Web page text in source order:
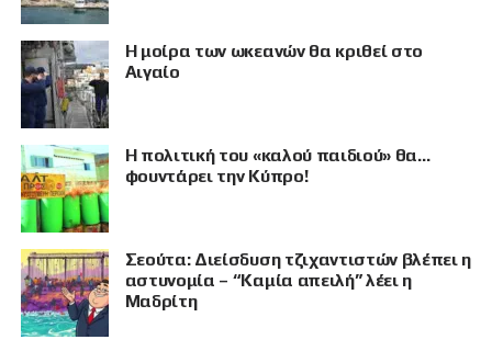
Η μοίρα των ωκεανών θα κριθεί στο
Αιγαίο
Η πολιτική του «καλού παιδιού» θα…
φουντάρει την Κύπρο!
Σεούτα: Διείσδυση τζιχαντιστών βλέπει η
αστυνομία – “Καμία απειλή” λέει η
Μαδρίτη